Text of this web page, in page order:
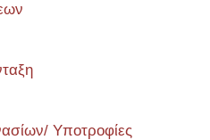
Υποτροφίες